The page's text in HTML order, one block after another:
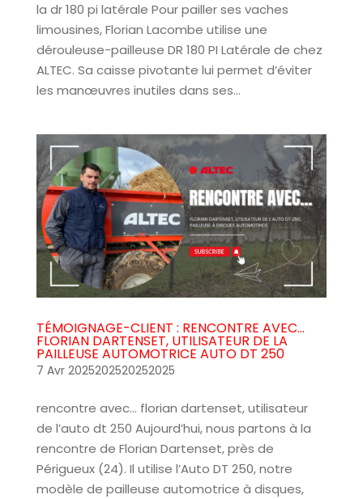
la dr 180 pi latérale Pour pailler ses vaches
limousines, Florian Lacombe utilise une
dérouleuse-pailleuse DR 180 PI Latérale de chez
ALTEC. Sa caisse pivotante lui permet d’éviter
les manœuvres inutiles dans ses...
TÉMOIGNAGE-CLIENT : RENCONTRE AVEC…
FLORIAN DARTENSET, UTILISATEUR DE LA
PAILLEUSE AUTOMOTRICE AUTO DT 250
7 Avr 2025202520252025
rencontre avec… florian dartenset, utilisateur
de l’auto dt 250 Aujourd’hui, nous partons à la
rencontre de Florian Dartenset, près de
Périgueux (24). Il utilise l’Auto DT 250, notre
modèle de pailleuse automotrice à disques,